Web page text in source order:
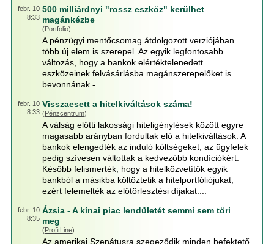
febr. 10
8:33
500 milliárdnyi "rossz eszköz" kerülhet
magánkézbe
(Portfolio)
A pénzügyi mentőcsomag átdolgozott verziójában
több új elem is szerepel. Az egyik legfontosabb
változás, hogy a bankok elértéktelenedett
eszközeinek felvásárlásba magánszerepelőket is
bevonnának -...
febr. 10
8:33
Visszaesett a hitelkiváltások száma!
(Pénzcentrum)
A válság előtti lakossági hiteligénylések között egyre
magasabb arányban fordultak elő a hitelkiváltások. A
bankok elengedték az induló költségeket, az ügyfelek
pedig szívesen váltottak a kedvezőbb kondíciókért.
Később felismerték, hogy a hitelközvetítők egyik
bankból a másikba költöztetik a hitelportfóliójukat,
ezért felemelték az előtörlesztési díjakat....
febr. 10
8:35
Ázsia - A kínai piac lendületét semmi sem töri
meg
(ProfitLine)
Az amerikai Szenátusra szegeződik minden befektető